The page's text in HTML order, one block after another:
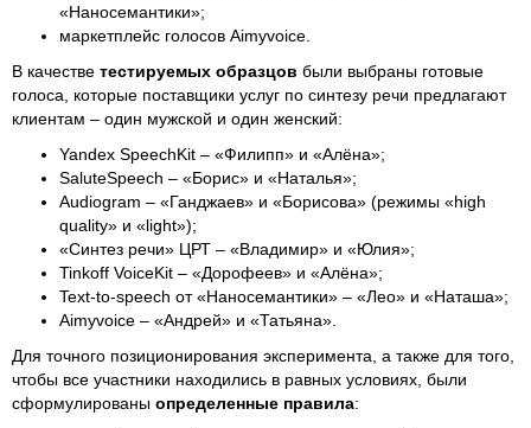
«Наносемантики»;
маркетплейс голосов Aimyvoice.
В качестве тестируемых образцов были выбраны готовые
голоса, которые поставщики услуг по синтезу речи предлагают
клиентам – один мужской и один женский:
Yandex SpeechKit – «Филипп» и «Алёна»;
SaluteSpeech – «Борис» и «Наталья»;
Audiogram – «Ганджаев» и «Борисова» (режимы «high
quality» и «light»);
«Синтез речи» ЦРТ – «Владимир» и «Юлия»;
Tinkoff VoiceKit – «Дорофеев» и «Алёна»;
Text-to-speech от «Наносемантики» – «Лео» и «Наташа»;
Aimyvoice – «Андрей» и «Татьяна».
Для точного позиционирования эксперимента, а также для того,
чтобы все участники находились в равных условиях, были
сформулированы определенные правила: